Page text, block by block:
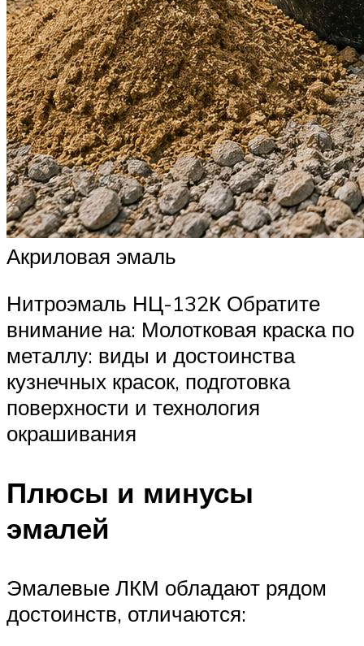
Акриловая эмаль
Нитроэмаль НЦ-132К Обратите
внимание на: Молотковая краска по
металлу: виды и достоинства
кузнечных красок, подготовка
поверхности и технология
окрашивания
Плюсы и минусы
эмалей
Эмалевые ЛКМ обладают рядом
достоинств, отличаются: